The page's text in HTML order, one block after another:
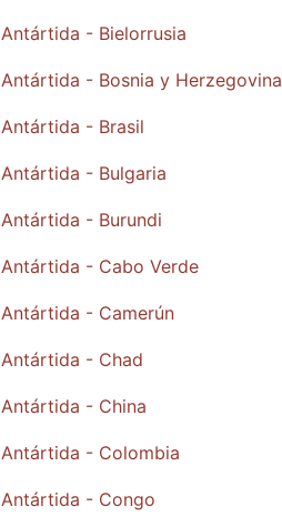
Antártida - Bielorrusia
Antártida - Bosnia y Herzegovina
Antártida - Brasil
Antártida - Bulgaria
Antártida - Burundi
Antártida - Cabo Verde
Antártida - Camerún
Antártida - Chad
Antártida - China
Antártida - Colombia
Antártida - Congo